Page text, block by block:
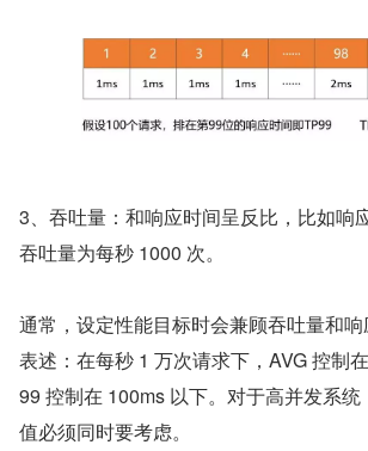
3、吞吐量：和响应时间呈反比，比如响
吞吐量为每秒 1000 次。
通常，设定性能目标时会兼顾吞吐量和
表述：在每秒 1 万次请求下，AVG 控制
99 控制在 100ms 以下。对于高并发系统
值必须同时要考虑。